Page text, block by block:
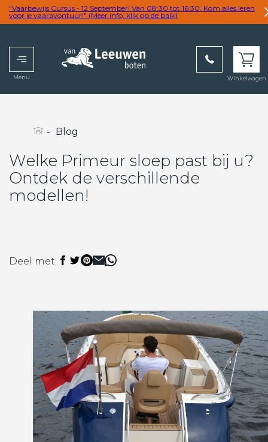
"Vaarbewijs Cursus - 12 September! Van 08:30 tot 16:30. Kom alles leren
voor je vaaravontuur!" (Meer info, klik op de balk)
Menu Winkelwagen
- Blog
Welke Primeur sloep past bij u?
Ontdek de verschillende
modellen!
Deel met: